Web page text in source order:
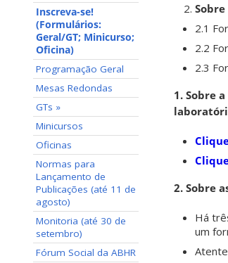
Inscreva-se!
(Formulários:
Geral/GT; Minicurso;
Oficina)
Programação Geral
Mesas Redondas
GTs »
Minicursos
Oficinas
Normas para
Lançamento de
Publicações (até 11 de
agosto)
Monitoria (até 30 de
setembro)
Fórum Social da ABHR
2.1
2.2
2.3
1. Sobre
2. Sobre
Há
um